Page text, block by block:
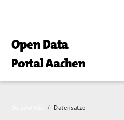
Open Data
Portal Aachen
Datensätze